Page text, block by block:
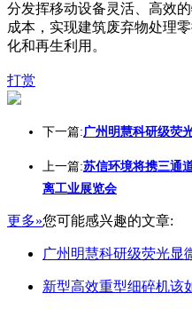
分发挥移动设备灵活、高效
成本，实现建筑废弃物处理
化和再生利用。
打赏
下一篇:广州明慧科研级荧
上一篇:苏信环境将携三通
离工业展览会
更多»您可能感兴趣的文章:
广州明慧科研级荧光显
新型高效重型细碎机该